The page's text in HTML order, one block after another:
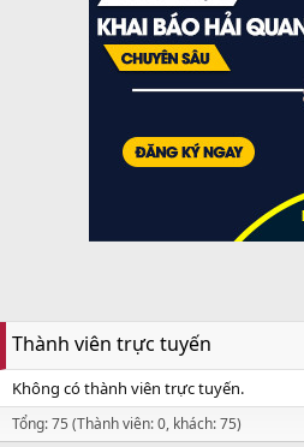
Thành viên trực tuyến
Không có thành viên trực tuyến.
Tổng: 75 (Thành viên: 0, khách: 75)